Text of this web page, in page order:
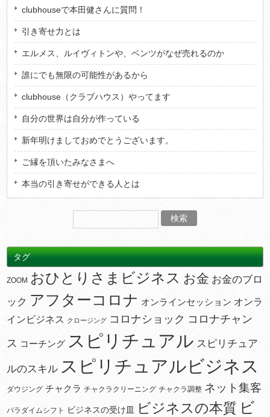
clubhouseで本田健さんに質問！
引き寄せ力とは
エルメス、ルイヴィトンや、ベンツがなぜ売れるのか
誰にでも無限の可能性があるから
clubhouse（クラブハウス）やってます
自分の世界は自分が作っている
新年明けましておめでとうございます。
ご縁を頂いたみなさまへ
本当の引き寄せができる人とは
タグ
ZOOM おひとりさまビジネス お金 お金のブロ
ック アフターコロナ オンラインセッション オンラ
インビジネス クロージング コロナショック コロナチャン
ス コーチング スピリチュアル スピリチュア
ルのスキル スピリチュアルビジネス
ダウジング チャクラ チャクラクリーニング チャクラ調整 ネット集客
パラダイムシフト ビジネスの受け皿 ビジネスの本質 ビ